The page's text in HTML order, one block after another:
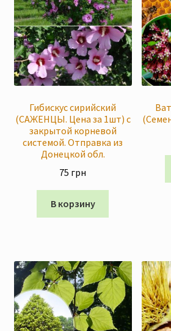
Гибискус сирийский
(САЖЕНЦЫ. Цена за 1шт) с
закрытой корневой
системой. Отправка из
Донецкой обл.
75 грн
В корзину